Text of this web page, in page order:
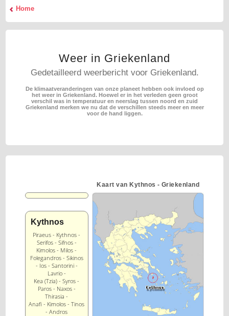
Home
Weer in Griekenland
Gedetailleerd weerbericht voor Griekenland.
De klimaatveranderingen van onze planeet hebben ook invloed op
het weer in Griekenland. Hoewel er in het verleden geen groot
verschil was in temperatuur en neerslag tussen noord en zuid
Griekenland merken we nu dat de verschillen steeds meer en meer
voor de hand liggen.
Kythnos
Piraeus - Kythnos -
Serifos - Sifnos -
Kimolos - Milos -
Folegandros - Sikinos
- Ios - Santorini -
Lavrio -
Kea (Tzia) - Syros -
Paros - Naxos -
Thirasia -
Anafi - Kimolos - Tinos
- Andros
Kaart van Kythnos - Griekenland